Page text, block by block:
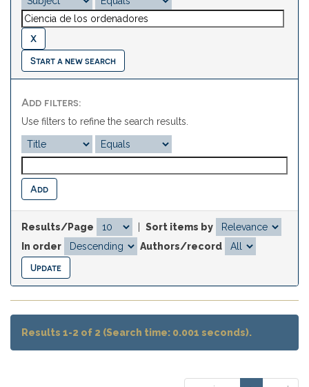
Start a new search
Add filters:
Use filters to refine the search results.
Results/Page
Sort items by
In order
Authors/record
Results 1-2 of 2 (Search time: 0.001 seconds).